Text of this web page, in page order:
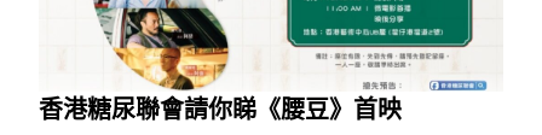
香港糖尿聯會請你睇《腰豆》首映